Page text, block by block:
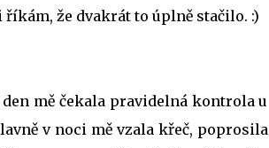
říkám, že dvakrát to úplně stačilo. :)
den mě čekala pravidelná kontrola u
v noci mě vzala křeč, poprosila